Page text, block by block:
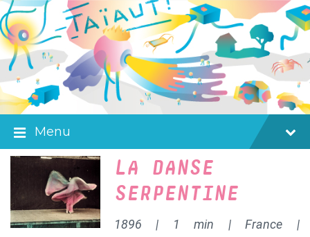
Skip
to
content
Skip
to
main
navigation
Skip
to
footer
Menu
LA DANSE
SERPENTINE
1896 | 1 min | France |